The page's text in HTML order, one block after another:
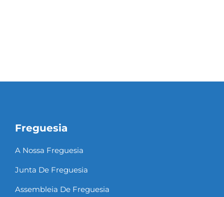
Freguesia
A Nossa Freguesia
Junta De Freguesia
Assembleia De Freguesia